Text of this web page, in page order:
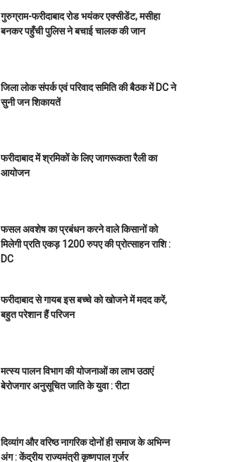
गुरुग्राम-फरीदाबाद रोड भयंकर एक्सीडेंट, मसीहा
बनकर पहुँची पुलिस ने बचाई चालक की जान
जिला लोक संपर्क एवं परिवाद समिति की बैठक में DC ने
सुनी जन शिकायतें
फरीदाबाद में श्रमिकों के लिए जागरूकता रैली का
आयोजन
फसल अवशेष का प्रबंधन करने वाले किसानों को
मिलेगी प्रति एकड़ 1200 रुपए की प्रोत्साहन राशि :
DC
फरीदाबाद से गायब इस बच्चे को खोजने में मदद करें,
बहुत परेशान हैं परिजन
मत्स्य पालन विभाग की योजनाओं का लाभ उठाएं
बेरोजगार अनुसूचित जाति के युवा : रीटा
दिव्यांग और वरिष्ठ नागरिक दोनों ही समाज के अभिन्न
अंग : केंद्रीय राज्यमंत्री कृष्णपाल गुर्जर